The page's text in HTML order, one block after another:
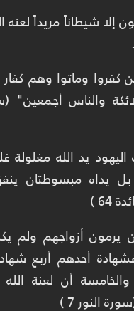
إلا شيطاناً مريداً لعنه
كفروا وماتوا وهم
يد الله مغلولة
بل يداه مبسوطتان
64 )
يرمون أزواجهم ولم
أحدهم أربع
والخامسة أن لعنة
النور 7 )